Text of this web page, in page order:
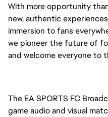
With more opportunity
new, authentic
immersion to fans
we pioneer the future of
and welcome everyone to
The EA SPORTS FC
game audio and visual